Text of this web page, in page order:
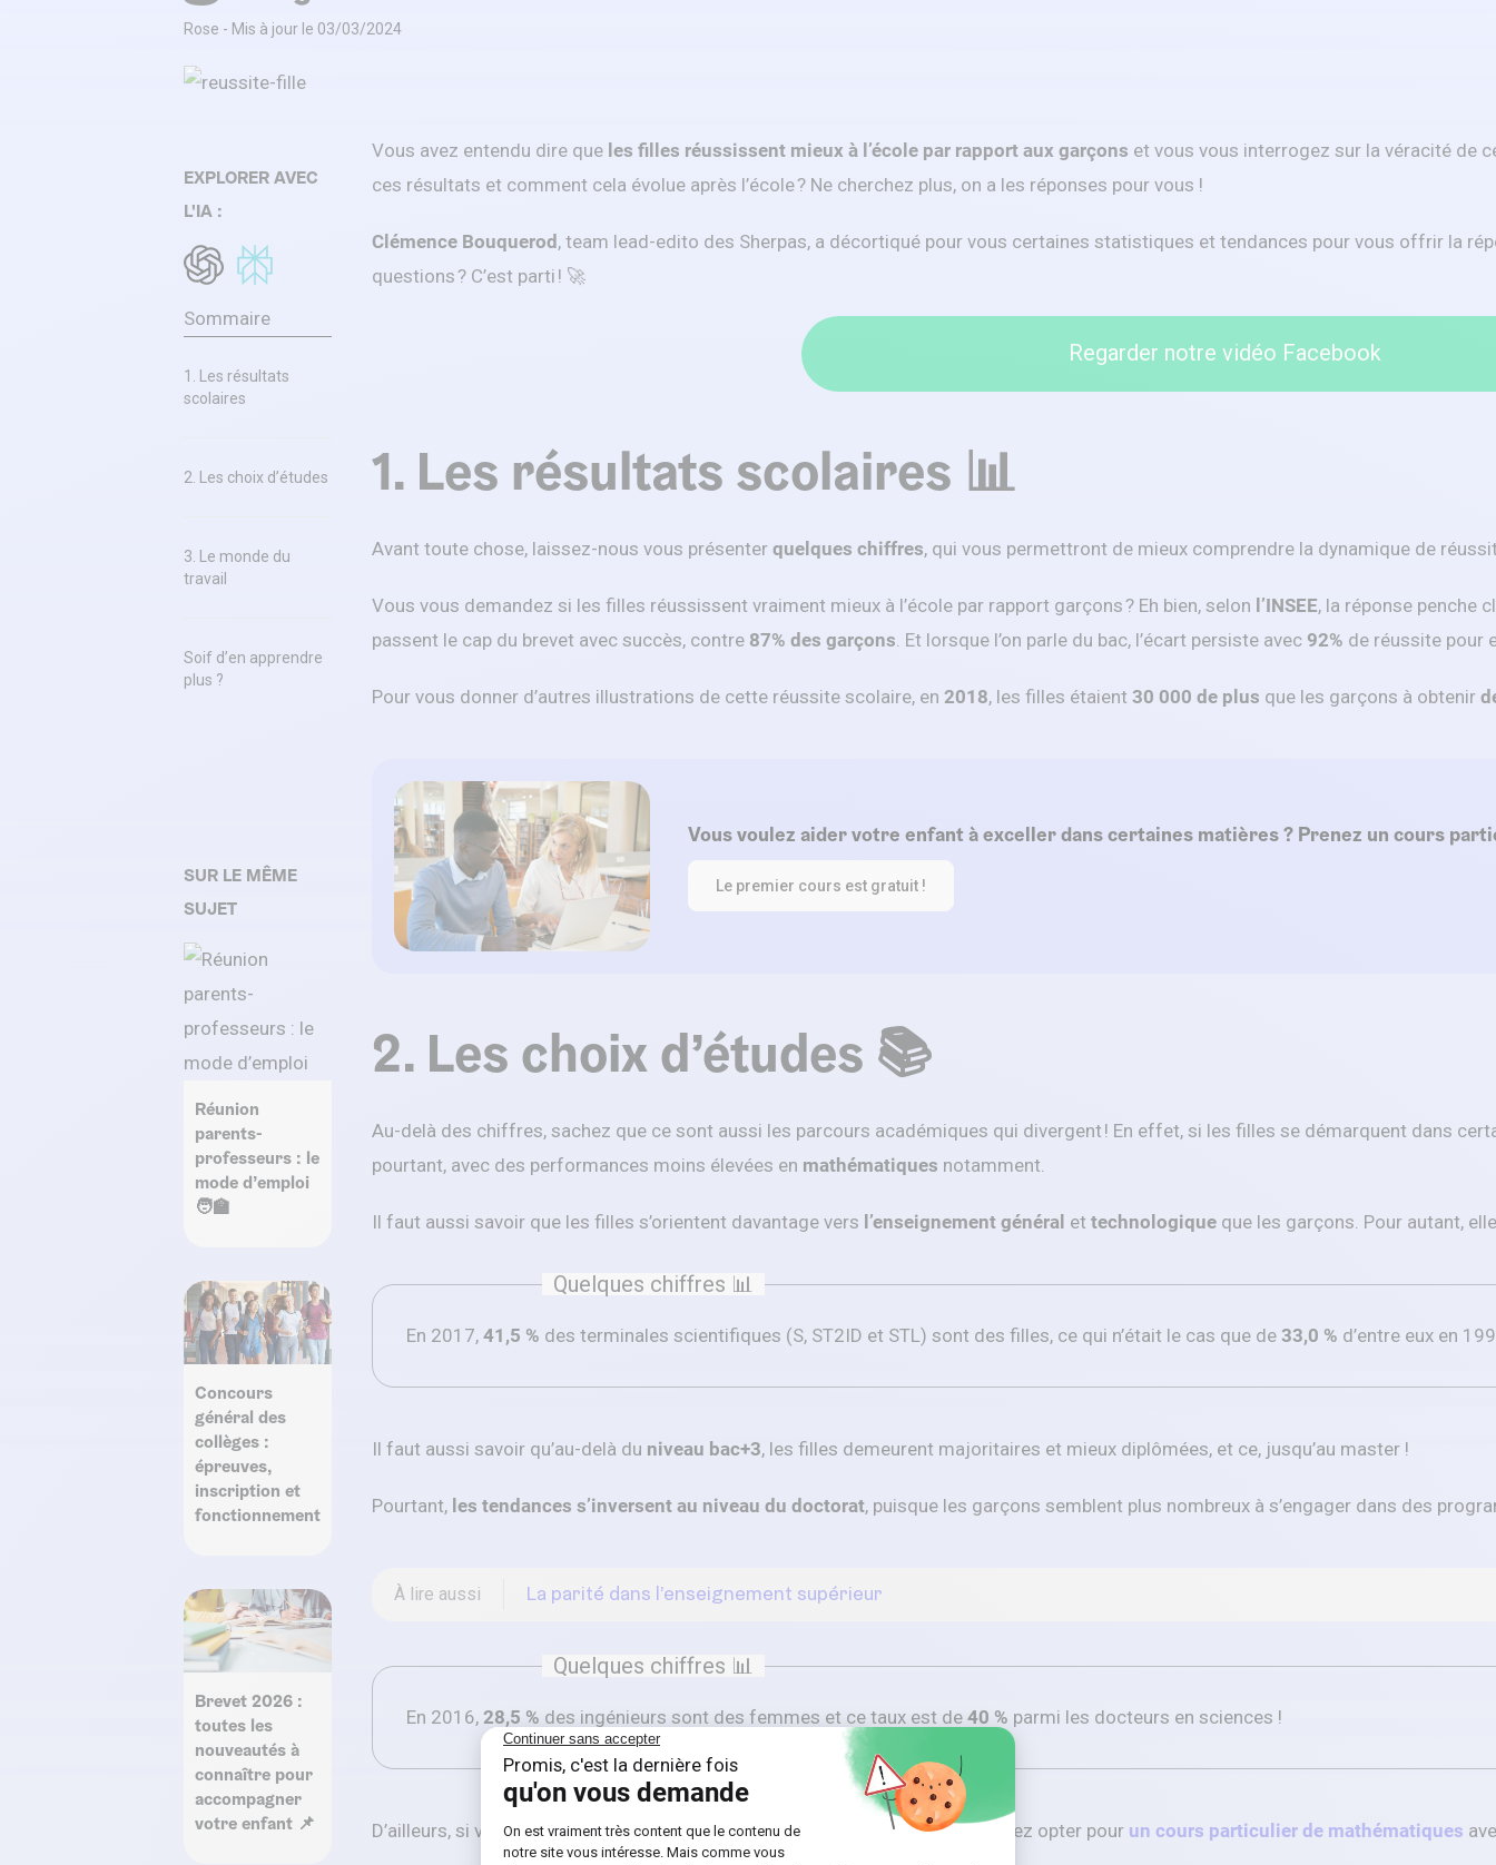
Rose - Mis à jour le 03/03/2024
Vous avez entendu dire que les filles réussissent mieux à l’école par rapport aux garçons et vous vous interrogez sur la véracité de
ces résultats et comment cela évolue après l’école ? Ne cherchez plus, on a les réponses pour vous !
Clémence Bouquerod , team lead-edito des Sherpas, a décortiqué pour vous certaines statistiques et tendances pour vous offrir la
questions ? C’est parti ! 🚀
Regarder notre vidéo Facebook
1. Les résultats scolaires 📊
Avant toute chose, laissez-nous vous présenter quelques chiffres, qui vous permettront de mieux comprendre la dynamique de
Vous vous demandez si les filles réussissent vraiment mieux à l’école par rapport garçons ? Eh bien, selon l’INSEE, la réponse penche
passent le cap du brevet avec succès, contre 87% des garçons . Et lorsque l’on parle du bac, l’écart persiste avec 92% de réussite pour
Pour vous donner d’autres illustrations de cette réussite scolaire, en 2018, les filles étaient 30 000 de plus que les garçons à obtenir
Vous voulez aider votre enfant à exceller dans certaines matières ? Prenez un cours
Le premier cours est gratuit !
2. Les choix d’études 📚
Au-delà des chiffres, sachez que ce sont aussi les parcours académiques qui divergent ! En effet, si les filles se démarquent dans
pourtant, avec des performances moins élevées en mathématiques notamment.
Il faut aussi savoir que les filles s’orientent davantage vers l’enseignement général et technologique que les garçons. Pour autant,
Quelques chiffres 📊
En 2017, 41,5 % des terminales scientifiques (S, ST2ID et STL) sont des filles, ce qui n’était le cas que de 33,0 % d’entre eux en
Il faut aussi savoir qu’au-delà du niveau bac+3, les filles demeurent majoritaires et mieux diplômées, et ce, jusqu’au master !
Pourtant, les tendances s’inversent au niveau du doctorat, puisque les garçons semblent plus nombreux à s’engager dans des
À lire aussi La parité dans l’enseignement supérieur
Quelques chiffres 📊
En 2016, 28,5 % des ingénieurs sont des femmes et ce taux est de 40 % parmi les docteurs en sciences !
D’ailleurs, si votre enfant a quelques difficultés en mathématiques, vous pouvez opter pour un cours particulier de mathématiques
EXPLORER AVEC
L'IA :
Sommaire
1. Les résultats
scolaires
2. Les choix d’études
3. Le monde du
travail
Soif d’en apprendre
plus ?
SUR LE MÊME
SUJET
Réunion
parents-
professeurs : le
mode d’emploi
🧑‍🏫
Concours
général des
collèges :
épreuves,
inscription et
fonctionnement
Brevet 2026 :
toutes les
nouveautés à
connaître pour
accompagner
votre enfant 📌